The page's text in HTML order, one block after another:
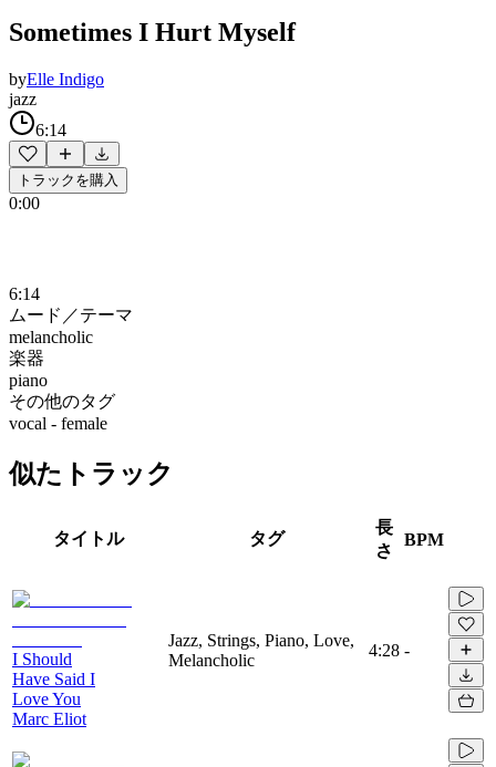
Sometimes I Hurt Myself
byElle Indigo
jazz
6:14
トラックを購入
0:00
6:14
ムード／テーマ
melancholic
楽器
piano
その他のタグ
vocal - female
似たトラック
タイトル タグ
長
さ
BPM
I Should
Have Said I
Love You
Marc Eliot
Jazz, Strings, Piano, Love,
Melancholic
4:28 -